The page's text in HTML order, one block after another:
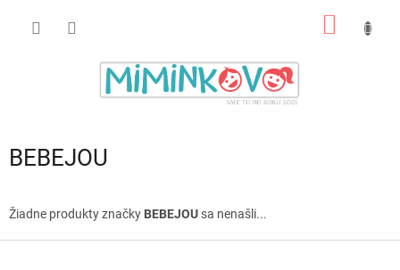
BEBEJOU
Žiadne produkty značky BEBEJOU sa nenašli...